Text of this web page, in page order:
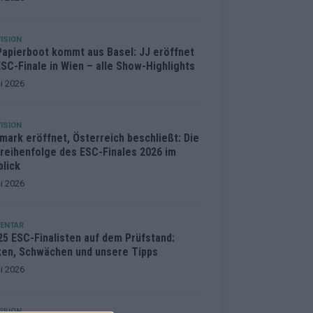
kommt aus Basel: JJ eröffnet
Finale in Wien – alle Show-Highlights
2026
eröffnet, Österreich beschließt: Die
des ESC-Finales 2026 im
2026
ESC-Finalisten auf dem Prüfstand:
Schwächen und unsere Tipps
2026